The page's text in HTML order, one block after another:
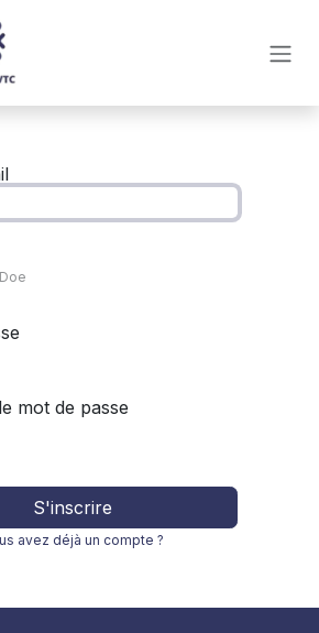
mot de passe
S'inscrire
avez déjà un compte ?